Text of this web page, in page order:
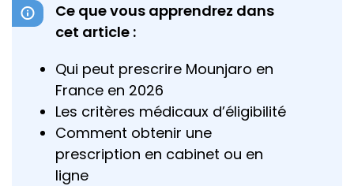
Ce que vous apprendrez dans
cet article :
Qui peut prescrire Mounjaro en
France en 2026
Les critères médicaux d’éligibilité
Comment obtenir une
prescription en cabinet ou en
ligne